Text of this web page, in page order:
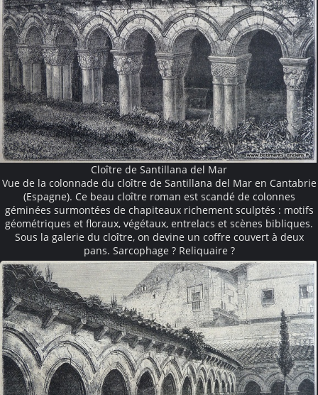
Cloître de Santillana del Mar
Vue de la colonnade du cloître de Santillana del Mar en Cantabrie
(Espagne). Ce beau cloître roman est scandé de colonnes
géminées surmontées de chapiteaux richement sculptés : motifs
géométriques et floraux, végétaux, entrelacs et scènes bibliques.
Sous la galerie du cloître, on devine un coffre couvert à deux
pans. Sarcophage ? Reliquaire ?